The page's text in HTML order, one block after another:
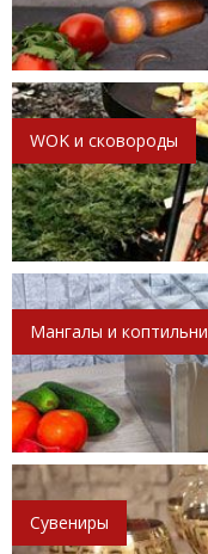
WOK и сковороды
Мангалы и коптильни
Сувениры